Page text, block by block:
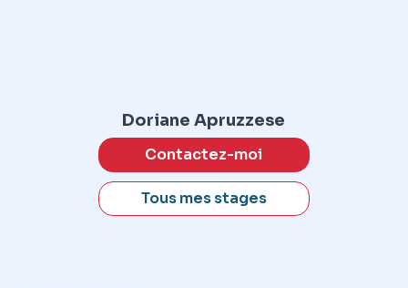
Doriane Apruzzese
Contactez-moi
Tous mes stages